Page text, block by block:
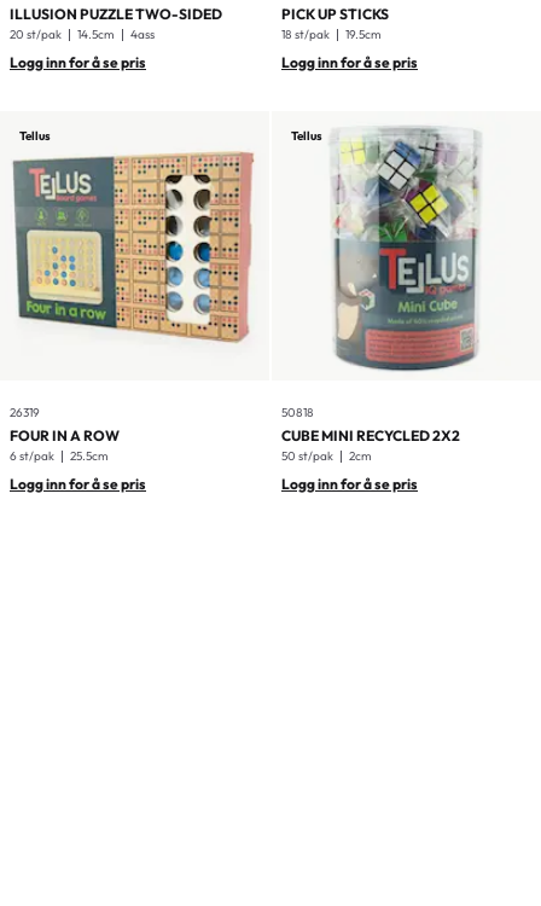
ILLUSION PUZZLE TWO-SIDED
20 st/pak 14.5cm 4ass
Logg inn for å se pris
PICK UP STICKS
18 st/pak 19.5cm
Logg inn for å se pris
Tellus
26319
FOUR IN A ROW
6 st/pak 25.5cm
Logg inn for å se pris
Tellus
50818
CUBE MINI RECYCLED 2X2
50 st/pak 2cm
Logg inn for å se pris